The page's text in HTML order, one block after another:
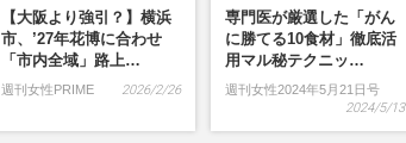
【大阪より強引？】横浜
市、’27年花博に合わせ
「市内全域」路上…
週刊女性PRIME 2026/2/26
専門医が厳選した「がん
に勝てる10食材」徹底活
用マル秘テクニッ…
週刊女性2024年5月21日号
2024/5/13